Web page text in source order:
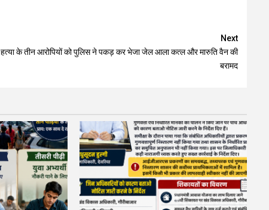
Next
हत्या के तीन आरोपियों को पुलिस ने पकड़ कर भेजा जेल आला कत्ल और मारुति वैन की
बरामद